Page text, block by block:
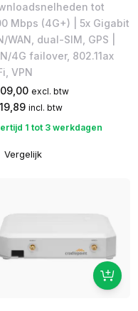
tot
Mbps (4G+)​ | 5x Gigabit
WAN, dual-SIM, GPS |
4G failover, 802.11ax
VPN
excl. btw
incl. btw
1 tot 3 werkdagen
Vergelijk